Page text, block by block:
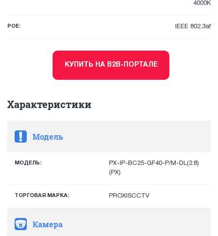
4000К
POE: IEEE 802.3af
КУПИТЬ НА B2B-ПОРТАЛЕ
Характеристики
Модель
МОДЕЛЬ:
PX-IP-BC25-GF40-P/M-DL(2.8)
(PX)
ТОРГОВАЯ МАРКА: PROXISCCTV
Камера